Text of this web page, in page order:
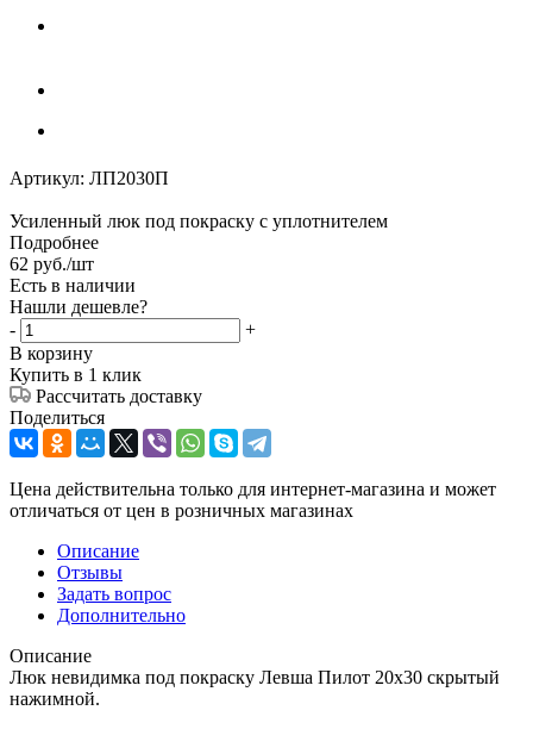
Артикул: ЛП2030П
Усиленный люк под покраску с уплотнителем
Подробнее
62 руб./шт
Есть в наличии
Нашли дешевле?
-
+
В корзину
Купить в 1 клик
Рассчитать доставку
Поделиться
Цена действительна только для интернет-магазина и может
отличаться от цен в розничных магазинах
Описание
Отзывы
Задать вопрос
Дополнительно
Описание
Люк невидимка под покраску Левша Пилот 20х30 скрытый
нажимной.